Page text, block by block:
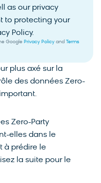
plus axé sur la
des données Zero-
Zero-Party
elles dans le
à prédire le
la suite pour le
as our privacy
to protecting your
Policy.
Google Privacy Policy and Terms